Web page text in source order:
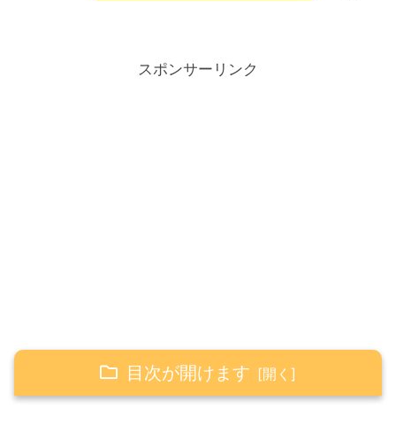
スポンサーリンク
目次が開けます